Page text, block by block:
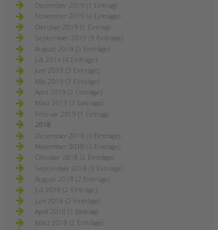
Dezember 2019 (1 Eintrag)
November 2019 (4 Einträge)
Oktober 2019 (1 Eintrag)
September 2019 (3 Einträge)
August 2019 (3 Einträge)
Juli 2019 (4 Einträge)
Juni 2019 (3 Einträge)
Mai 2019 (3 Einträge)
April 2019 (2 Einträge)
März 2019 (3 Einträge)
Februar 2019 (1 Eintrag)
2018
Dezember 2018 (3 Einträge)
November 2018 (3 Einträge)
Oktober 2018 (2 Einträge)
September 2018 (3 Einträge)
August 2018 (2 Einträge)
Juli 2018 (2 Einträge)
Juni 2018 (2 Einträge)
April 2018 (1 Eintrag)
März 2018 (2 Einträge)